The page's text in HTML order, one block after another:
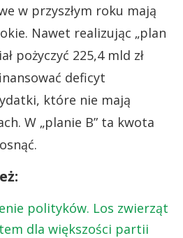
w przyszłym roku mają
Nawet realizując „plan
pożyczyć 225,4 mld zł
deficyt
które nie mają
W „planie B” ta kwota
polityków. Los zwierząt
dla większości partii